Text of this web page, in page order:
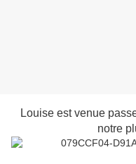
Louise est venue
notre